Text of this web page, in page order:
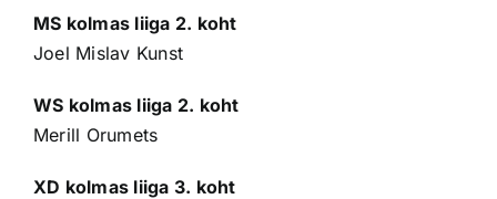
MS kolmas liiga 2. koht
Joel Mislav Kunst
WS kolmas liiga 2. koht
Merill Orumets
XD kolmas liiga 3. koht